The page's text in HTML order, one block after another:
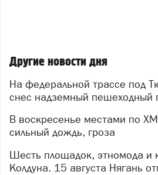
Другие новости дня
На федеральной трассе под Тюменью самосвал
снес надземный пешеходный
В воскресенье местами по ХМАО ожидается
сильный дождь, гроза
Шесть площадок, этномода и концерт Дмитрия
Колдуна. 15 августа Нягань